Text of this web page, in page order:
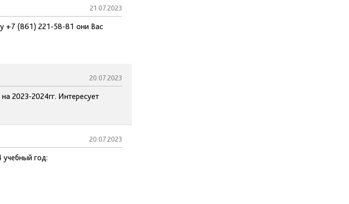
21.07.2023
+7 (861) 221-58-81 они Вас
20.07.2023
2023-2024гг. Интересует
20.07.2023
учебный год: